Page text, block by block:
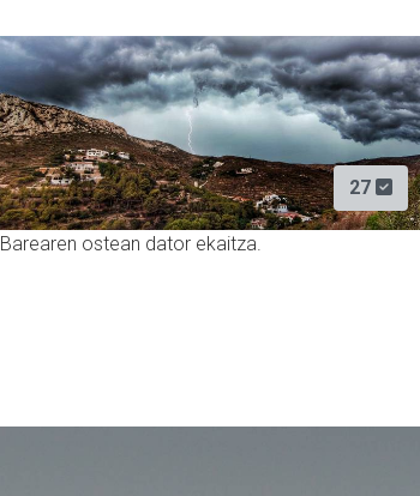
27
Barearen ostean dator ekaitza.